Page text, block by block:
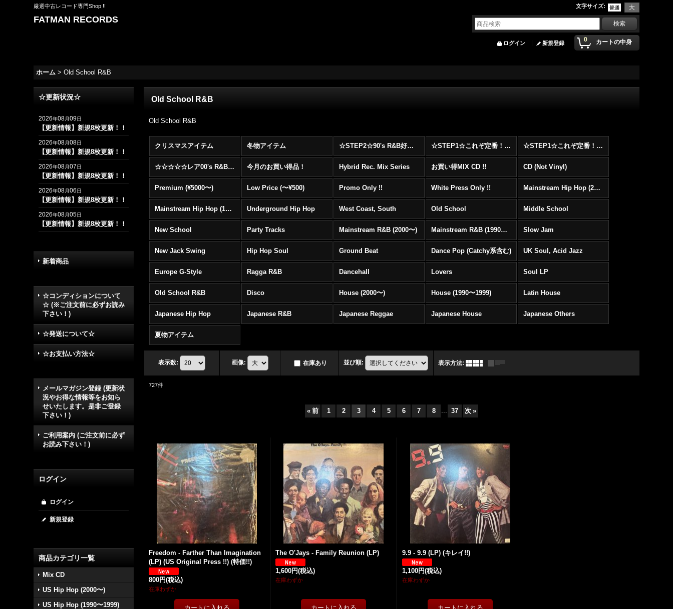
厳選中古レコード専門Shop !! 文字サイズ:
FATMAN RECORDS
0 カートの中身
ログイン 新規登録
ホーム > Old School R&B
☆更新状況☆
2026年08月09日
【更新情報】新規8枚更新！！
2026年08月08日
【更新情報】新規8枚更新！！
2026年08月07日
【更新情報】新規8枚更新！！
2026年08月06日
【更新情報】新規8枚更新！！
2026年08月05日
【更新情報】新規8枚更新！！
新着商品
☆コンディションについて
☆ (※ご注文前に必ずお読み
下さい！)
☆発送について☆
☆お支払い方法☆
メールマガジン登録 (更新状
況やお得な情報等をお知ら
せいたします。是非ご登録
下さい！)
ご利用案内 (ご注文前に必ず
お読み下さい！)
ログイン
ログイン
新規登録
商品カテゴリ一覧
Mix CD
US Hip Hop (2000〜)
US Hip Hop (1990〜1999)
Old School R&B
Old School R&B
クリスマスアイテム 冬物アイテム ☆STEP2☆90's R&B好きに自信を持ってオススメ出来る00's R&B Best 100 !!! ☆STEP1☆これぞ定番！！まずはここから！2000年代Hip HopフロアヒットBest 100 !!! ☆STEP1☆これぞ定番！！まずはここから！2000年代R&BフロアヒットBest 100 !!!
☆☆☆☆☆レア00's R&B Promo Only盤特集！！☆☆☆☆☆ 今月のお買い得品！ Hybrid Rec. Mix Series お買い得MIX CD !! CD (Not Vinyl)
Premium (¥5000〜) Low Price (〜¥500) Promo Only !! White Press Only !! Mainstream Hip Hop (2000〜)
Mainstream Hip Hop (1990〜1999) Underground Hip Hop West Coast, South Old School Middle School
New School Party Tracks Mainstream R&B (2000〜) Mainstream R&B (1990〜1999) Slow Jam
New Jack Swing Hip Hop Soul Ground Beat Dance Pop (Catchy系含む) UK Soul, Acid Jazz
Europe G-Style Ragga R&B Dancehall Lovers Soul LP
Old School R&B Disco House (2000〜) House (1990〜1999) Latin House
Japanese Hip Hop Japanese R&B Japanese Reggae Japanese House Japanese Others
夏物アイテム
表示数: 画像: 在庫あり 並び順: 表示方法:
727件
« 前 1 2 3 4 5 6 7 8 ... 37 次 »
Freedom - Farther Than Imagination
(LP) (US Original Press !!) (特価!!)
800円(税込)
在庫わずか
The O'Jays - Family Reunion (LP)
1,600円(税込)
在庫わずか
9.9 - 9.9 (LP) (キレイ!!)
1,100円(税込)
在庫わずか